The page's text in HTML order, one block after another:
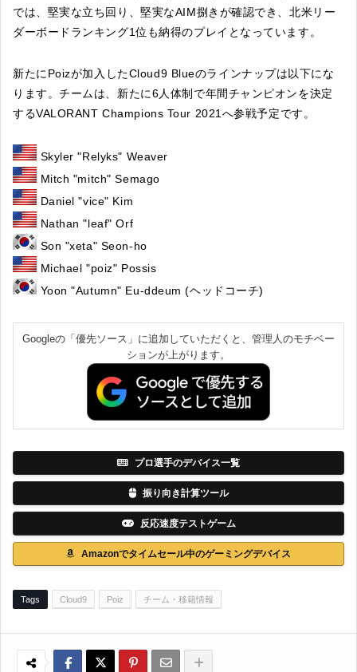
では、堅実な立ち回り、堅実なAIM捌きが確認でき、北米リー
ダーボードランキング1位も納得のプレイとなっています。
新たにPoizが加入したCloud9 Blueのラインナップは以下にな
ります。チームは、新たに6人体制で年間チャンピオンを決定
するVALORANT Champions Tour 2021へ参戦予定です。
Skyler "Relyks" Weaver
Mitch "mitch" Semago
Daniel "vice" Kim
Nathan "leaf" Orf
Son "xeta" Seon-ho
Michael "poiz" Possis
Yoon "Autumn" Eu-ddeum (ヘッドコーチ)
Googleの「優先ソース」に追加していただくと、管理人のモチベー
ションが上がります。
プロ選手のデバイス一覧
振り向き計算ツール
反応速度テストゲーム
Amazonでタイムセール中のゲーミングデバイス
Tags Cloud9 Poiz チーム・移籍情報